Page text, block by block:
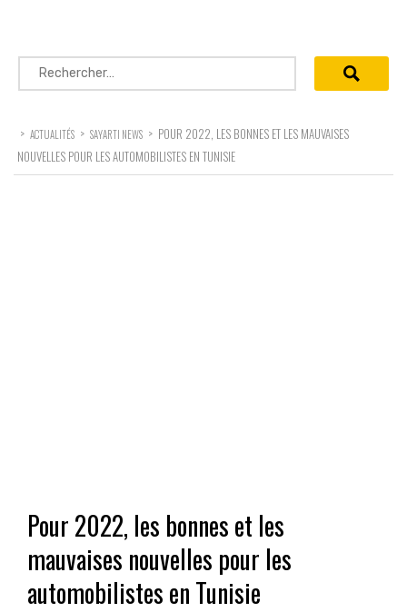
Rechercher :
> ACTUALITÉS > SAYARTI NEWS > POUR 2022, LES BONNES ET LES MAUVAISES
NOUVELLES POUR LES AUTOMOBILISTES EN TUNISIE
Pour 2022, les bonnes et les
mauvaises nouvelles pour les
automobilistes en Tunisie